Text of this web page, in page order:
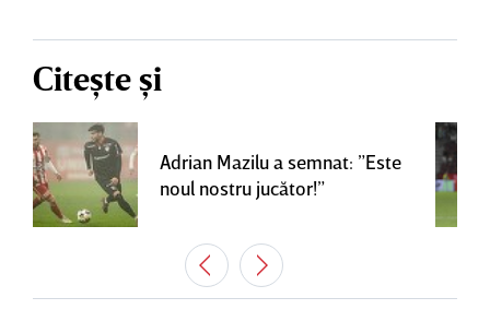
Citește și
Adrian Mazilu a semnat: ”Este
noul nostru jucător!”